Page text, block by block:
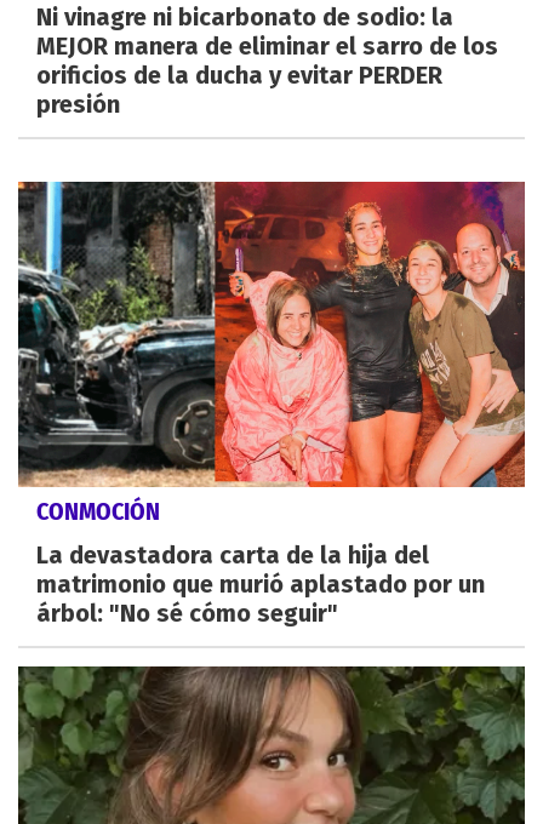
Ni vinagre ni bicarbonato de sodio: la
MEJOR manera de eliminar el sarro de los
orificios de la ducha y evitar PERDER
presión
CONMOCIÓN
La devastadora carta de la hija del
matrimonio que murió aplastado por un
árbol: "No sé cómo seguir"